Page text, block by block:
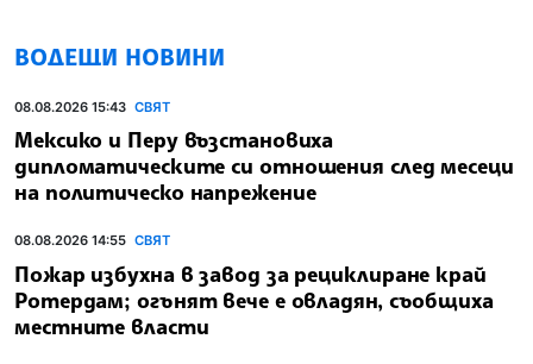
ВОДЕЩИ НОВИНИ
08.08.2026 15:43 СВЯТ
Мексико и Перу възстановиха
дипломатическите си отношения след месеци
на политическо напрежение
08.08.2026 14:55 СВЯТ
Пожар избухна в завод за рециклиране край
Ротердам; огънят вече е овладян, съобщиха
местните власти